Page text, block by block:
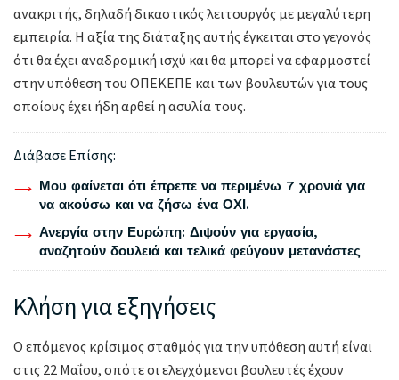
ανακριτής, δηλαδή δικαστικός λειτουργός με μεγαλύτερη
εμπειρία. Η αξία της διάταξης αυτής έγκειται στο γεγονός
ότι θα έχει αναδρομική ισχύ και θα μπορεί να εφαρμοστεί
στην υπόθεση του ΟΠΕΚΕΠΕ και των βουλευτών για τους
οποίους έχει ήδη αρθεί η ασυλία τους.
Διάβασε Επίσης:
Μου φαίνεται ότι έπρεπε να περιμένω 7 χρονιά για
να ακούσω και να ζήσω ένα ΟΧΙ.
Ανεργία στην Ευρώπη: Διψούν για εργασία,
αναζητούν δουλειά και τελικά φεύγουν μετανάστες
Κλήση για εξηγήσεις
Ο επόμενος κρίσιμος σταθμός για την υπόθεση αυτή είναι
στις 22 Μαΐου, οπότε οι ελεγχόμενοι βουλευτές έχουν